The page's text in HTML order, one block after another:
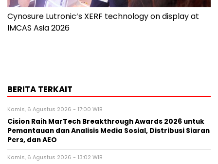
Cynosure Lutronic’s XERF technology on display at
IMCAS Asia 2026
BERITA TERKAIT
Kamis, 6 Agustus 2026 - 17:00 WIB
Cision Raih MarTech Breakthrough Awards 2026 untuk
Pemantauan dan Analisis Media Sosial, Distribusi Siaran
Pers, dan AEO
Kamis, 6 Agustus 2026 - 13:02 WIB